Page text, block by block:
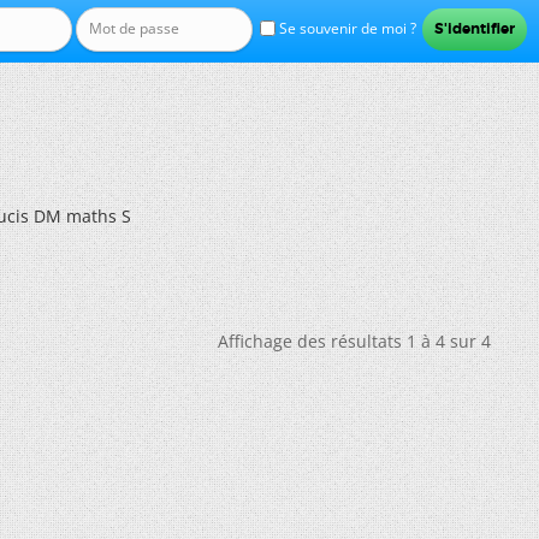
Se souvenir de moi ?
DM maths S
Affichage des résultats 1 à 4 sur 4